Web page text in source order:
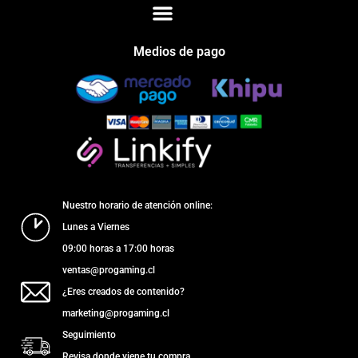
Medios de pago
Nuestro horario de atención online:
Lunes a Viernes
09:00 horas a 17:00 horas
ventas@progaming.cl
¿Eres creados de contenido?
marketing@progaming.cl
Seguimiento